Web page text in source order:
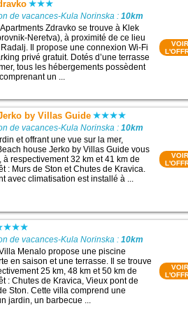
de vacances-Kula Norinska :10km
Zdravko se trouve à Klek
Neretva), à proximité de ce lieu
Radalj. Il propose une connexion Wi-Fi
privé gratuit. Dotés d’une terrasse
tous les hébergements possèdent
un ...
VOIR
by Villas Guide
de vacances-Kula Norinska :10km
et offrant une vue sur la mer,
house Jerko by Villas Guide vous
à respectivement 32 km et 41 km de
: Murs de Ston et Chutes de Kravica.
avec climatisation est installé à ...
VOIR
de vacances-Kula Norinska :10km
Menalo propose une piscine
en saison et une terrasse. Il se trouve
25 km, 48 km et 50 km de
: Chutes de Kravica, Vieux pont de
Ston. Cette villa comprend une
jardin, un barbecue ...
VOIR